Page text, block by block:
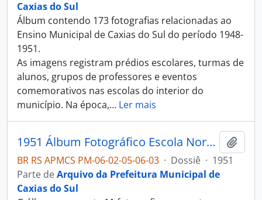
Caxias do Sul
Álbum contendo 173 fotografias relacionadas ao
Ensino Municipal de Caxias do Sul do período 1948-
1951.
As imagens registram prédios escolares, turmas de
alunos, grupos de professores e eventos
comemorativos nas escolas do interior do
município. Na época,… Ler mais
1951 Álbum Fotográfico Escola Normal Duque de Caxias
BR RS APMCS PM-06-02-05-06-03 · Dossiê · 1951
Parte deArquivo da Prefeitura Municipal de
Caxias do Sul